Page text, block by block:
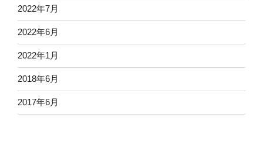
2022年7月
2022年6月
2022年1月
2018年6月
2017年6月